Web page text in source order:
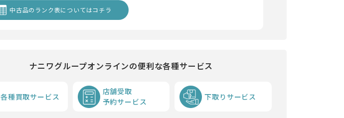
中古品のランク表についてはコチラ
ナニワグループオンラインの便利な各種サービス
各種買取サービス
店舗受取
予約サービス
下取りサービス